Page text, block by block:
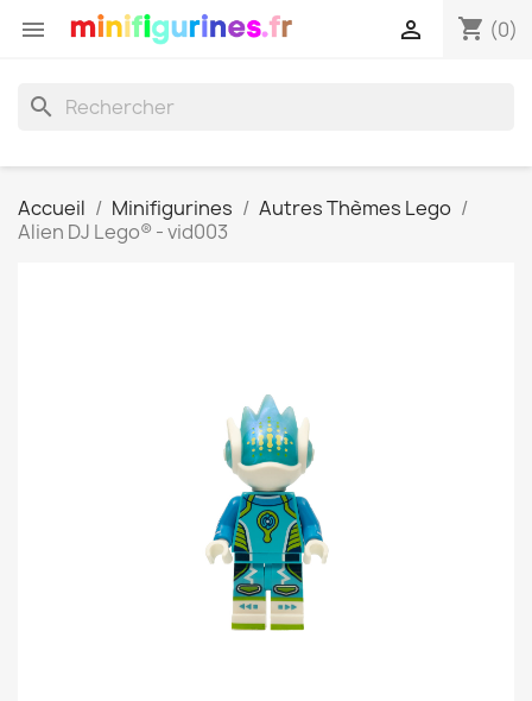
 shopping_cart (0)

search
Accueil Minifigurines
Autres Thèmes Lego
Alien DJ Lego® - vid003